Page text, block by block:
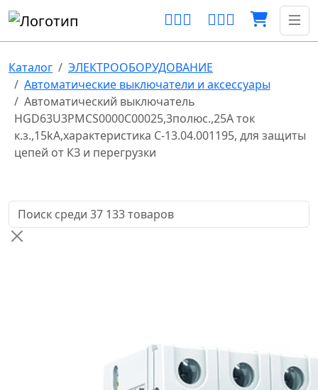
Каталог
ЭЛЕКТРООБОРУДОВАНИЕ
Автоматические выключатели и аксессуары
Автоматический выключатель
HGD63U3PMCS0000C00025,3полюс.,25А ток
к.з.,15kA,характеристика С-13.04.001195, для защиты
цепей от КЗ и перегрузки
Поиск товаров по названию или артикулу